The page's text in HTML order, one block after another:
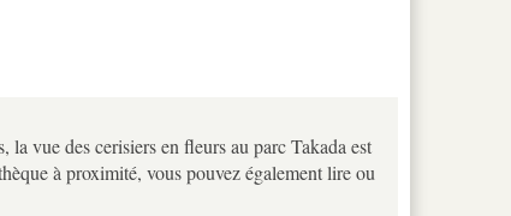
vue des cerisiers en fleurs au parc Takada est
à proximité, vous pouvez également lire ou